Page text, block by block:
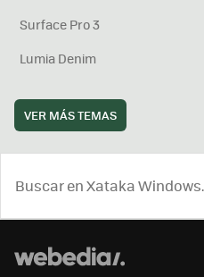
Surface Pro 3
Lumia Denim
VER MÁS TEMAS